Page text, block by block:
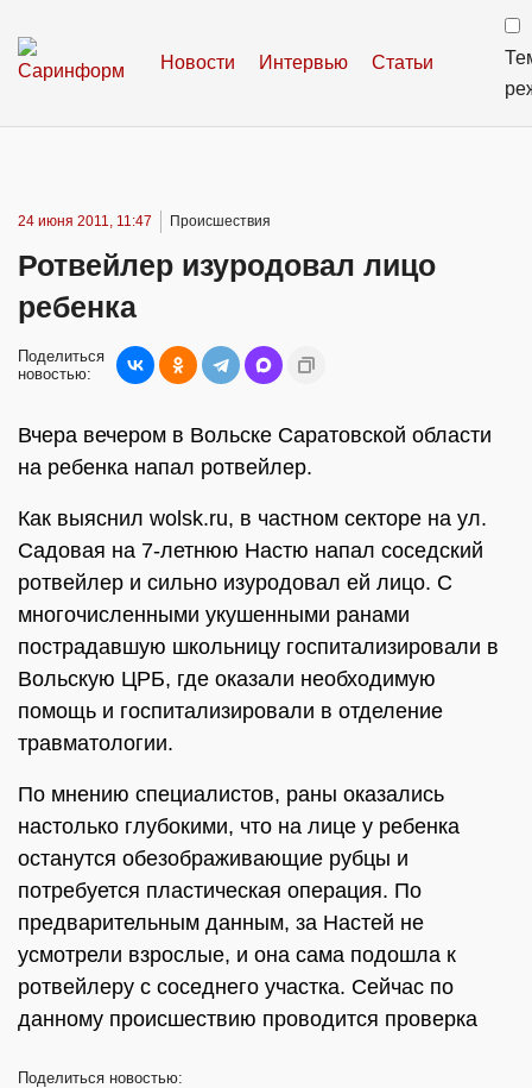
Новости Интервью Статьи
24 июня 2011, 11:47 Происшествия
Ротвейлер изуродовал лицо
ребенка
Поделиться
новостью:
Вчера вечером в Вольске Саратовской области
на ребенка напал ротвейлер.
Как выяснил wolsk.ru, в частном секторе на ул.
Садовая на 7-летнюю Настю напал соседский
ротвейлер и сильно изуродовал ей лицо. С
многочисленными укушенными ранами
пострадавшую школьницу госпитализировали в
Вольскую ЦРБ, где оказали необходимую
помощь и госпитализировали в отделение
травматологии.
По мнению специалистов, раны оказались
настолько глубокими, что на лице у ребенка
останутся обезображивающие рубцы и
потребуется пластическая операция. По
предварительным данным, за Настей не
усмотрели взрослые, и она сама подошла к
ротвейлеру с соседнего участка. Сейчас по
данному происшествию проводится проверка
Поделиться новостью: